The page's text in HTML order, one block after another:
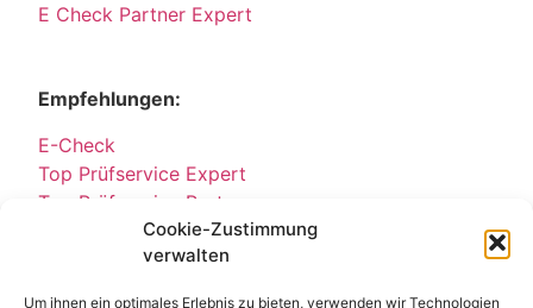
Cookie-Zustimmung
verwalten
Um ihnen ein optimales Erlebnis zu bieten, verwenden wir Technologien
E Check Partner Expert
Empfehlungen:
E-Check
Top Prüfservice Expert
Top Prüfservice Partners
Top Prüfservice GmbH
Sicherheitsprüfungen Partners